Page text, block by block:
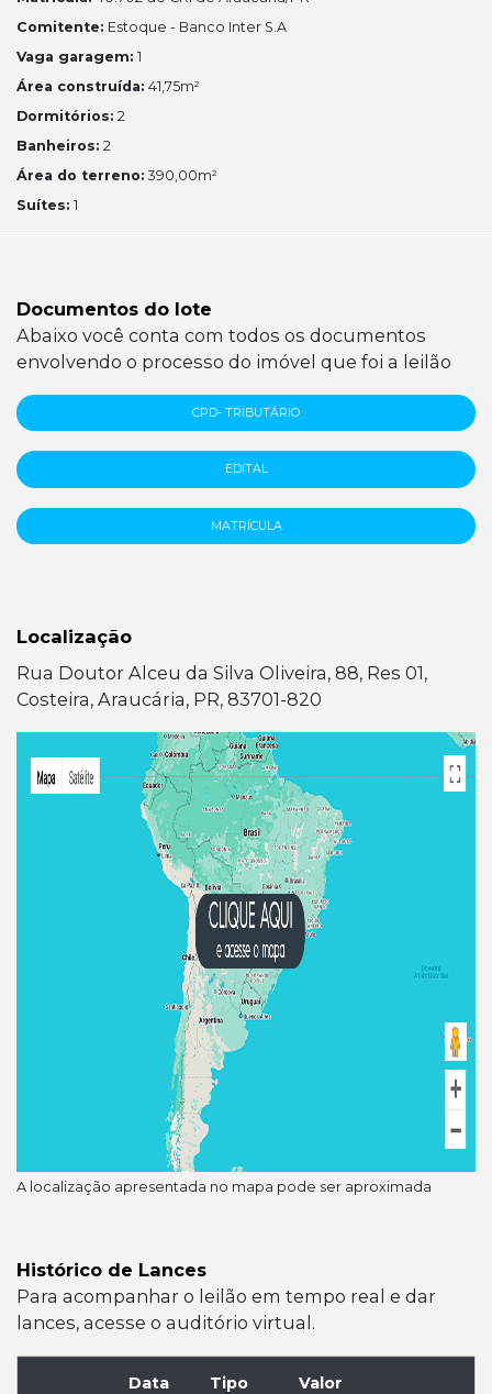
Comitente: Estoque - Banco Inter S.A
Vaga garagem: 1
Área construída: 41,75m²
Dormitórios: 2
Banheiros: 2
Área do terreno:390,00m²
Suítes: 1
Documentos do lote
Abaixo você conta com todos os documentos
envolvendo o processo do imóvel que foi a leilão
CPD- TRIBUTÁRIO
EDITAL
MATRÍCULA
Localização
Rua Doutor Alceu da Silva Oliveira, 88, Res 01,
Costeira, Araucária, PR, 83701-820
A localização apresentada no mapa pode ser aproximada
Histórico de Lances
Para acompanhar o leilão em tempo real e dar
lances, acesse o auditório virtual.
Data
Tipo
Valor